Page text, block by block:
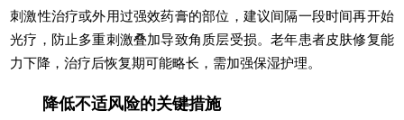
刺激性治疗或外用过强效药膏的部位，建议间隔一段时间再开始
光疗，防止多重刺激叠加导致角质层受损。老年患者皮肤修复能
力下降，治疗后恢复期可能略长，需加强保湿护理。
降低不适风险的关键措施